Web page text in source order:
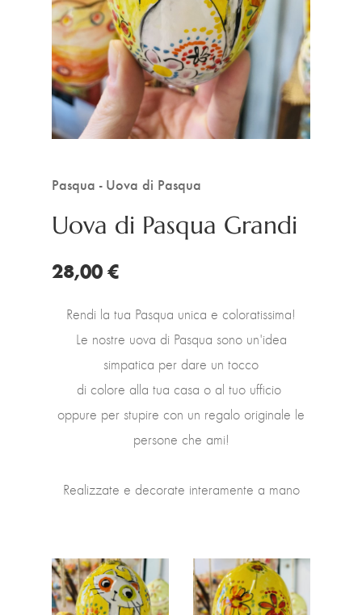
Pasqua - Uova di Pasqua
Uova di Pasqua Grandi
28,00 €
Rendi la tua Pasqua unica e coloratissima!
Le nostre uova di Pasqua sono un'idea
simpatica per dare un tocco
di colore alla tua casa o al tuo ufficio
oppure per stupire con un regalo originale le
persone che ami!
Realizzate e decorate interamente a mano